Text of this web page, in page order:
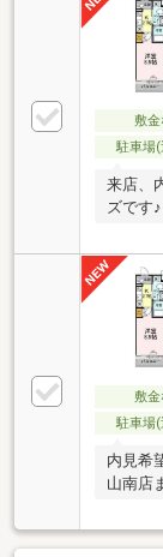
敷金
駐車場
来店、
ズです♪
敷金
駐車場
内見希
山南店